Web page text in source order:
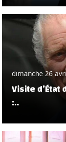
dimanche 26
Visite d’État
:..